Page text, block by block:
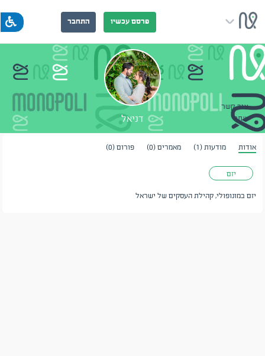
פרסם עכשיו התחבר
צור קשר
שתף
דניאל
אודות מודעות (1) מאמרים (0) פורום (0)
יזם
יזם במונופולי, קהילת העסקים של ישראל